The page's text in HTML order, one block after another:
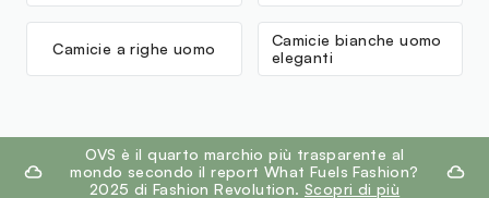
Camicie a righe uomo
Camicie bianche uomo
eleganti
footer.ariatitleOVS è il quarto marchio più trasparente al
mondo secondo il report What Fuels Fashion?
2025 di Fashion Revolution. Scopri di più